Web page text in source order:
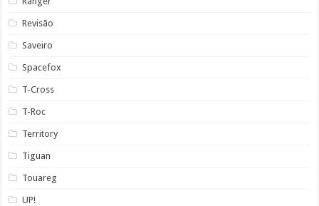
Revisão
Saveiro
Spacefox
T-Cross
T-Roc
Territory
Tiguan
Touareg
UP!